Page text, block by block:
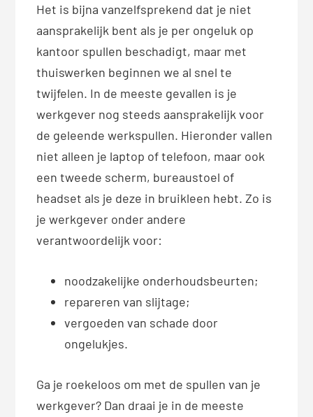
Het is bijna vanzelfsprekend dat je niet
aansprakelijk bent als je per ongeluk op
kantoor spullen beschadigt, maar met
thuiswerken beginnen we al snel te
twijfelen. In de meeste gevallen is je
werkgever nog steeds aansprakelijk voor
de geleende werkspullen. Hieronder vallen
niet alleen je laptop of telefoon, maar ook
een tweede scherm, bureaustoel of
headset als je deze in bruikleen hebt. Zo is
je werkgever onder andere
verantwoordelijk voor:
noodzakelijke onderhoudsbeurten;
repareren van slijtage;
vergoeden van schade door
ongelukjes.
Ga je roekeloos om met de spullen van je
werkgever? Dan draai je in de meeste